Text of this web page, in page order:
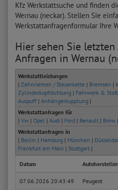
Kfz Werkstattsuche und finden
Wernau (neckar). Stellen Sie
Werkstattanfragenformular Ihre
Hier sehen Sie
Anfragen in Wernau
Werkstattleistungen
| Zahnriemen / Steuerkette | Bremsen |
Zylinderkopfdichtung | Fahrwerk &
Auspuff | Anhängerkupplung |
Werkstattanfragen für
| Vw | Opel | Audi | Ford | Renault | Bmw |
Werkstattanfragen in
| Berlin | Hamburg | München |
Frankfurt am Main | Stuttgart |
Datum Autohersteller
07.06.2026 20:43:49 Peugeot